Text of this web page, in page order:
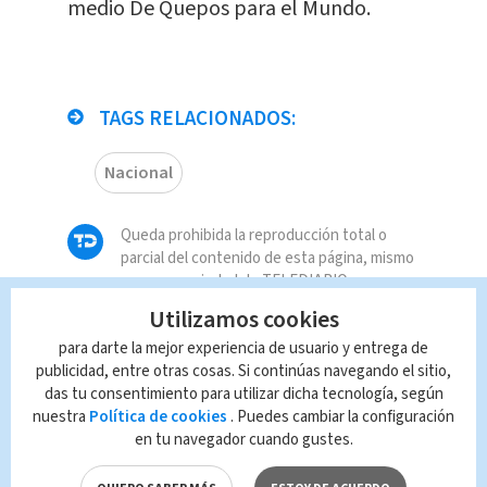
medio De Quepos para el Mundo.
TAGS RELACIONADOS:
Nacional
Queda prohibida la reproducción total o
parcial del contenido de esta página, mismo
que es propiedad de TELEDIARIO; su
infracción y un delito de conformidad con las
leyes aplicables.
Utilizamos cookies
para darte la mejor experiencia de usuario y entrega de
publicidad, entre otras cosas. Si continúas navegando el sitio,
das tu consentimiento para utilizar dicha tecnología, según
nuestra Política de cookies . Puedes cambiar la configuración
en tu navegador cuando gustes.